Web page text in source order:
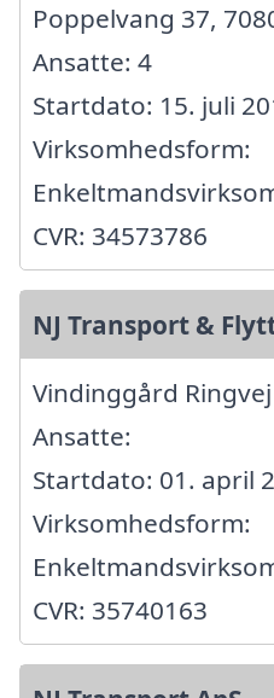
Poppelvang 37,
Ansatte: 4
Startdato: 15. juli
Virksomhedsform:
CVR: 34573786
NJ Transport &
Vindinggård
Ansatte:
Startdato: 01. april
Virksomhedsform:
CVR: 35740163